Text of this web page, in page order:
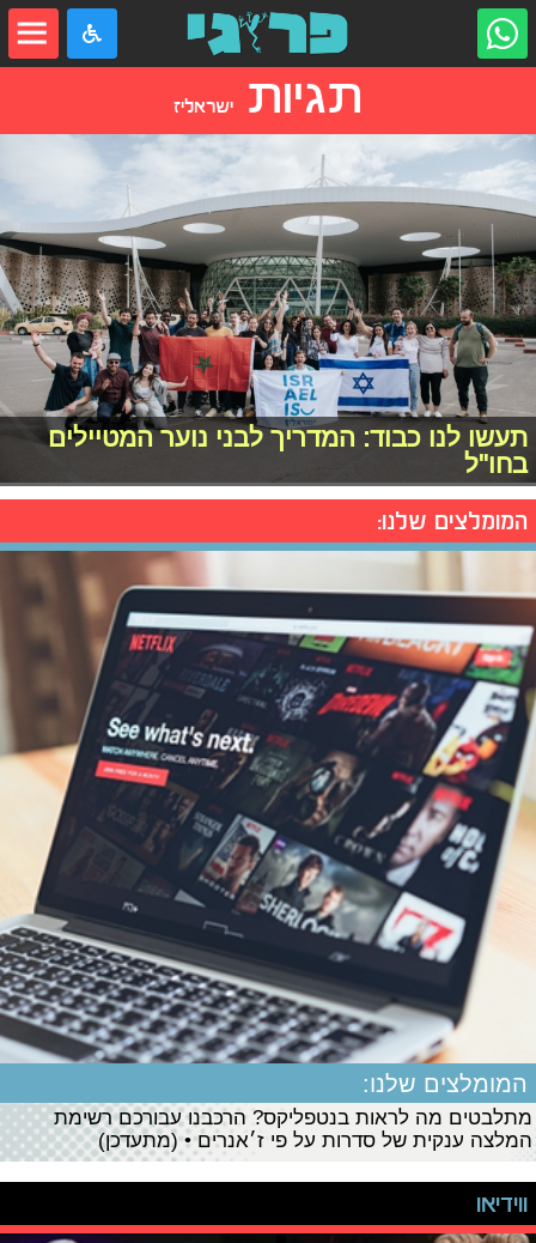
תגיות ישראליז
תעשו לנו כבוד: המדריך לבני נוער המטיילים
בחו"ל
המומלצים שלנו:
המומלצים שלנו:
מתלבטים מה לראות בנטפליקס? הרכבנו עבורכם רשימת
המלצה ענקית של סדרות על פי ז׳אנרים • (מתעדכן)
ווידיאו